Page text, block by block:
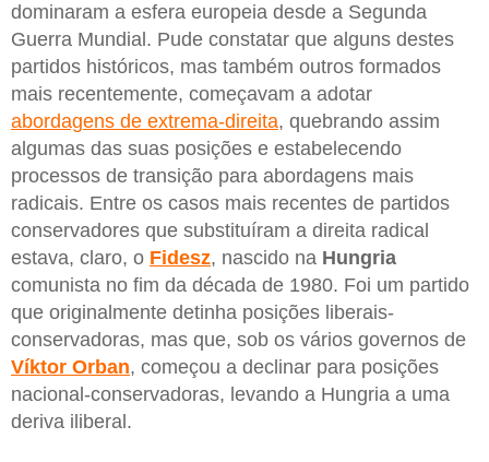
dominaram a esfera europeia desde a Segunda
Guerra Mundial. Pude constatar que alguns destes
partidos históricos, mas também outros formados
mais recentemente, começavam a adotar
abordagens de extrema-direita, quebrando assim
algumas das suas posições e estabelecendo
processos de transição para abordagens mais
radicais. Entre os casos mais recentes de partidos
conservadores que substituíram a direita radical
estava, claro, o Fidesz, nascido na Hungria
comunista no fim da década de 1980. Foi um partido
que originalmente detinha posições liberais-
conservadoras, mas que, sob os vários governos de
Víktor Orban, começou a declinar para posições
nacional-conservadoras, levando a Hungria a uma
deriva iliberal.